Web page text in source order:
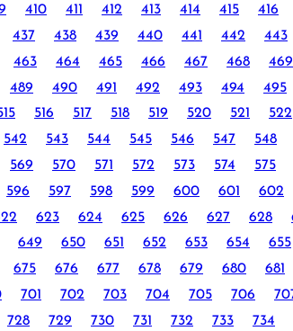
410 411 412 413 414 415 416
437 438 439 440 441 442 443
463 464 465 466 467 468 469
489 490 491 492 493 494 495
516 517 518 519 520 521 522
542 543 544 545 546 547 548
569 570 571 572 573 574 575
596 597 598 599 600 601 602
623 624 625 626 627 628
649 650 651 652 653 654 655
675 676 677 678 679 680 681
701 702 703 704 705 706
728 729 730 731 732 733 734